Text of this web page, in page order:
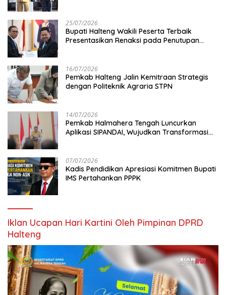
25/07/2026
Bupati Halteng Wakili Peserta Terbaik
Presentasikan Renaksi pada Penutupan
16/07/2026
Pemkab Halteng Jalin Kemitraan Strategis
dengan Politeknik Agraria STPN
14/07/2026
Pemkab Halmahera Tengah Luncurkan
Aplikasi SIPANDAI, Wujudkan Transformasi
07/07/2026
Kadis Pendidikan Apresiasi Komitmen Bupati
IMS Pertahankan PPPK
Iklan Ucapan Hari Kartini Oleh Pimpinan DPRD
Halteng